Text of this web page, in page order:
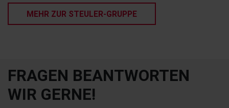
MEHR ZUR STEULER-GRUPPE
FRAGEN BEANTWORTEN
WIR GERNE!